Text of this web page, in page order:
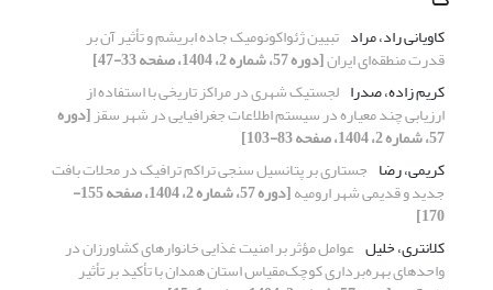
کاویانی راد، مراد تبیین ژئواکونومیک جاده ابریشم و تأثیر آن بر
قدرت منطقه‌ای ایران[دوره 57، شماره 2، 1404، صفحه 33-47]
کریم زاده، صدرا لجستیک شهری در مراکز تاریخی با استفاده از
ارزیابی چند معیاره در سیستم اطلاعات جغرافیایی در شهر سقز[دوره
57، شماره 2، 1404، صفحه 83-103]
کریمی، رضا جستاری بر پتانسیل سنجی تراکم ترافیک در محلات بافت
جدید و قدیمی شهر ارومیه [دوره 57، شماره 2، 1404، صفحه 155-
170]
کلانتری، خلیل عوامل مؤثر بر امنیت غذایی خانوارهای کشاورزان در
واحدهای بهره‌برداری کوچک‌مقیاس استان همدان با تأکید بر تأثیر